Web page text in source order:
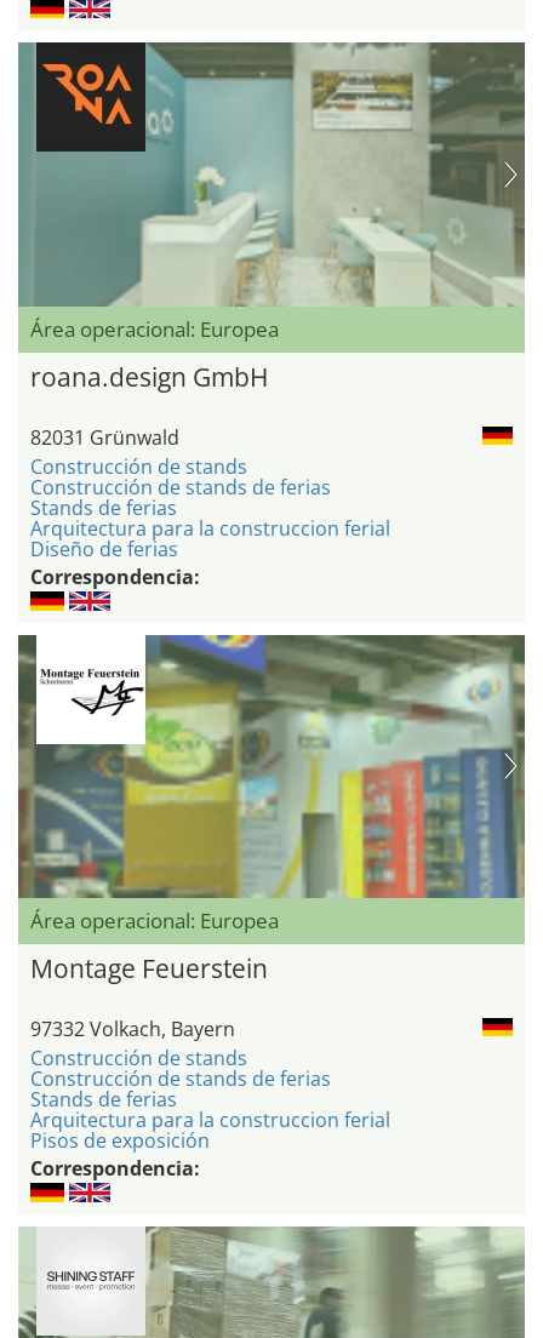
Área operacional: Europea
roana.design GmbH
82031 Grünwald
Construcción de stands
Construcción de stands de ferias
Stands de ferias
Arquitectura para la construccion ferial
Diseño de ferias
Correspondencia:
Área operacional: Europea
Montage Feuerstein
97332 Volkach, Bayern
Construcción de stands
Construcción de stands de ferias
Stands de ferias
Arquitectura para la construccion ferial
Pisos de exposición
Correspondencia: